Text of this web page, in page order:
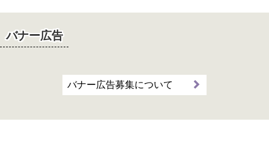
バナー広告
バナー広告募集について